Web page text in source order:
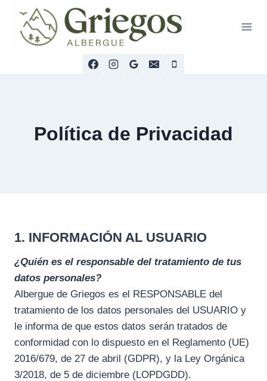
contenido
Política de Privacidad
1. INFORMACIÓN AL USUARIO
¿Quién es el responsable del tratamiento de tus
datos personales?
Albergue de Griegos es el RESPONSABLE del
tratamiento de los datos personales del USUARIO y
le informa de que estos datos serán tratados de
conformidad con lo dispuesto en el Reglamento (UE)
2016/679, de 27 de abril (GDPR), y la Ley Orgánica
3/2018, de 5 de diciembre (LOPDGDD).